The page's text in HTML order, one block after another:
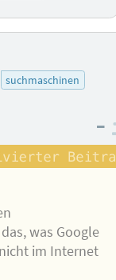
suchmaschinen
–
was Google
im Internet